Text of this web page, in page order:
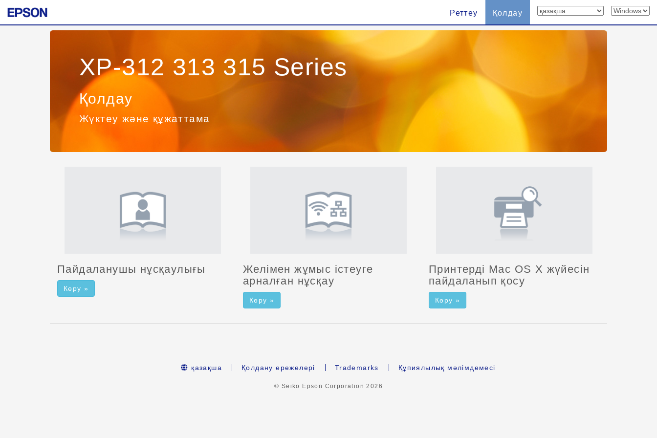
Реттеу Қолдау
XP-312 313 315 Series
Қолдау
Жүктеу және құжаттама
Пайдаланушы нұсқаулығы
Көру »
Желімен жұмыс істеуге
арналған нұсқау
Көру »
Принтерді Mac OS X жүйесін
пайдаланып қосу
Көру »
қазақша Қолдану ережелері Trademarks Құпиялылық мәлімдемесі
© Seiko Epson Corporation 2026